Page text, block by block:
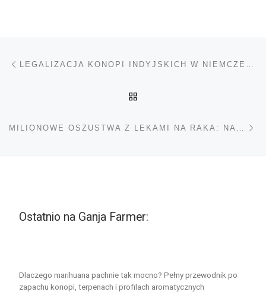
Nawigacja wpisu
Ostatnio na Ganja Farmer:
Dlaczego marihuana pachnie tak mocno? Pełny przewodnik po
zapachu konopi, terpenach i profilach aromatycznych